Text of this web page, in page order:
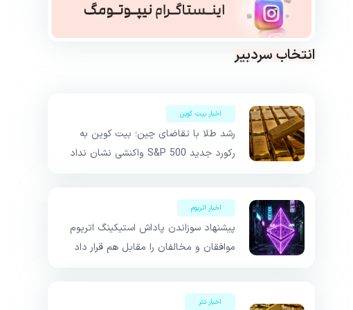
انتخاب سردبیر
اخبار بیت کوین
رشد طلا با تقاضای چین؛ بیت کوین به
رکورد جدید S&P 500 واکنشی نشان نداد
اخبار اتریوم
پیشنهاد سوزاندن پاداش استیکینگ اتریوم
موافقان و مخالفان را مقابل هم قرار داد
اخبار تتر